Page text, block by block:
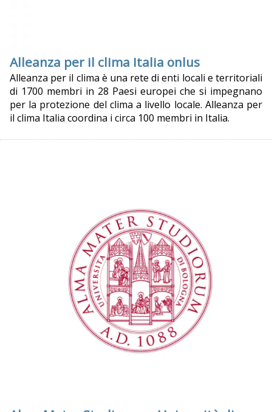
Alleanza per il clima Italia onlus
Alleanza per il clima è una rete di enti locali e territoriali
di 1700 membri in 28 Paesi europei che si impegnano
per la protezione del clima a livello locale. Alleanza per
il clima Italia coordina i circa 100 membri in Italia.